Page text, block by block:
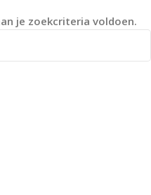
je zoekcriteria voldoen.